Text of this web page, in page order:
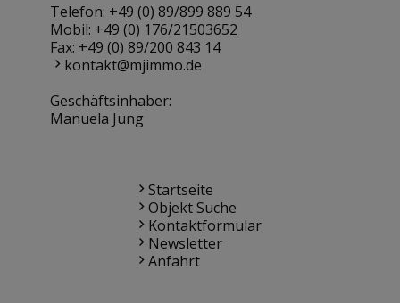
Telefon: +49 (0) 89/899 889 54
Mobil: +49 (0) 176/21503652
Fax: +49 (0) 89/200 843 14
kontakt@mjimmo.de
Geschäftsinhaber:
Manuela Jung
Startseite
Objekt Suche
Kontaktformular
Newsletter
Anfahrt